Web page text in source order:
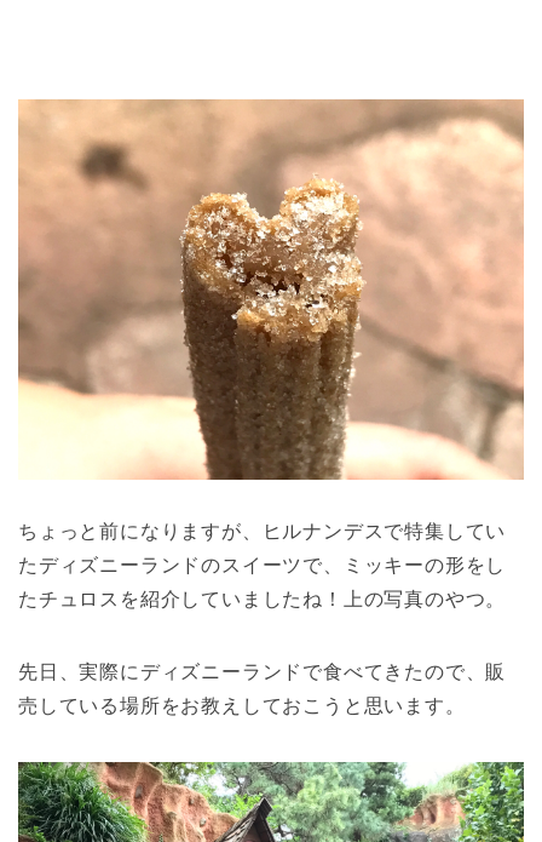
ちょっと前になりますが、ヒルナンデスで特集してい
たディズニーランドのスイーツで、ミッキーの形をし
たチュロスを紹介していましたね！上の写真のやつ。
先日、実際にディズニーランドで食べてきたので、販
売している場所をお教えしておこうと思います。